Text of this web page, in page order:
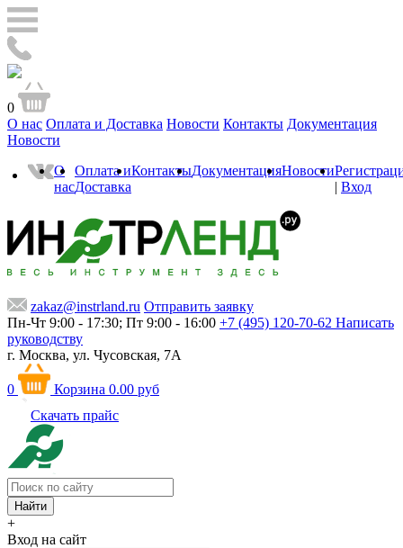
0
О нас Оплата и Доставка Новости Контакты Документация
Новости
О
нас
Оплата и
Доставка
КонтактыДокументацияНовости
| Вход
zakaz@instrland.ru Отправить заявку
Пн-Чт 9:00 - 17:30; Пт 9:00 - 16:00 +7 (495) 120-70-62 Написать
руководству
г. Москва, ул. Чусовская, 7А
0 Корзина 0.00 руб
Скачать прайс
+
Вход на сайт